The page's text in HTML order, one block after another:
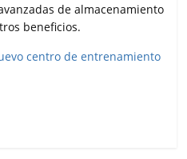
de almacenamiento
beneficios.